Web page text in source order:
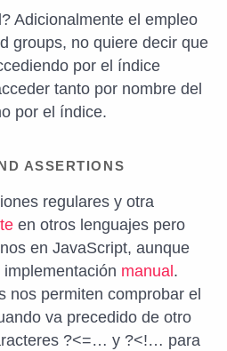
Adicionalmente el empleo
groups, no quiere decir que
por el índice
tanto por nombre del
por el índice.
ASSERTIONS
regulares y otra
en otros lenguajes pero
en JavaScript, aunque
manual .
nos permiten comprobar el
va precedido de otro
?<=… y ?<!… para